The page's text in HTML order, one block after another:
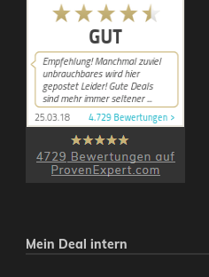
Mein Deal intern